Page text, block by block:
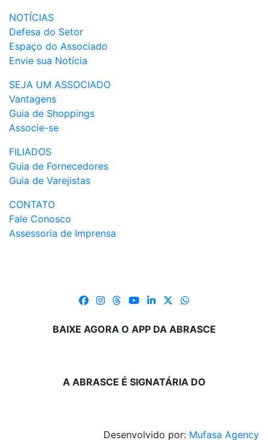
NOTÍCIAS
Defesa do Setor
Espaço do Associado
Envie sua Notícia
SEJA UM ASSOCIADO
Vantagens
Guia de Shoppings
Associe-se
FILIADOS
Guia de Fornecedores
Guia de Varejistas
CONTATO
Fale Conosco
Assessoria de Imprensa
BAIXE AGORA O APP DA ABRASCE
A ABRASCE É SIGNATÁRIA DO
Desenvolvido por: Mufasa Agency